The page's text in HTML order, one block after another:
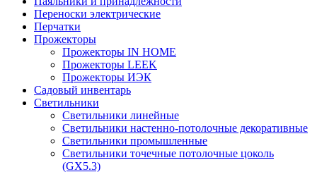
Переноски электрические
Перчатки
Прожекторы
Прожекторы IN HOME
Прожекторы LEEK
Прожекторы ИЭК
Садовый инвентарь
Светильники
Светильники линейные
Светильники настенно-потолочные декоративные
Светильники промышленные
Светильники точечные потолочные цоколь
(GX5.3)